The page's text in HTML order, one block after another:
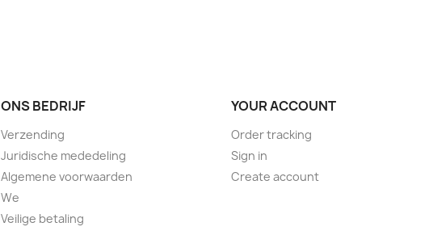
ONS BEDRIJF
Verzending
Juridische mededeling
Algemene voorwaarden
We
Veilige betaling
YOUR ACCOUNT
Order tracking
Sign in
Create account